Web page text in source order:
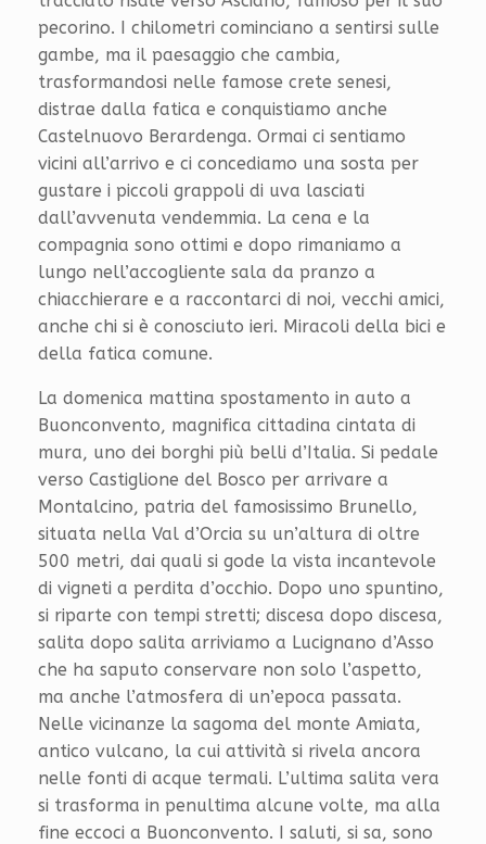
pecorino. I chilometri cominciano a sentirsi sulle
gambe, ma il paesaggio che cambia,
trasformandosi nelle famose crete senesi,
distrae dalla fatica e conquistiamo anche
Castelnuovo Berardenga. Ormai ci sentiamo
vicini all’arrivo e ci concediamo una sosta per
gustare i piccoli grappoli di uva lasciati
dall’avvenuta vendemmia. La cena e la
compagnia sono ottimi e dopo rimaniamo a
lungo nell’accogliente sala da pranzo a
chiacchierare e a raccontarci di noi, vecchi amici,
anche chi si è conosciuto ieri. Miracoli della bici e
della fatica comune.
La domenica mattina spostamento in auto a
Buonconvento, magnifica cittadina cintata di
mura, uno dei borghi più belli d’Italia. Si pedale
verso Castiglione del Bosco per arrivare a
Montalcino, patria del famosissimo Brunello,
situata nella Val d’Orcia su un’altura di oltre
500 metri, dai quali si gode la vista incantevole
di vigneti a perdita d’occhio. Dopo uno spuntino,
si riparte con tempi stretti; discesa dopo discesa,
salita dopo salita arriviamo a Lucignano d’Asso
che ha saputo conservare non solo l’aspetto,
ma anche l’atmosfera di un’epoca passata.
Nelle vicinanze la sagoma del monte Amiata,
antico vulcano, la cui attività si rivela ancora
nelle fonti di acque termali. L’ultima salita vera
si trasforma in penultima alcune volte, ma alla
fine eccoci a Buonconvento. I saluti, si sa, sono